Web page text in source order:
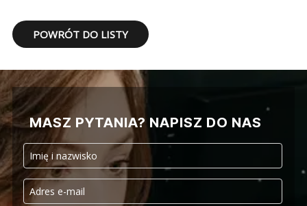
POWRÓT DO LISTY
MASZ PYTANIA? NAPISZ DO NAS